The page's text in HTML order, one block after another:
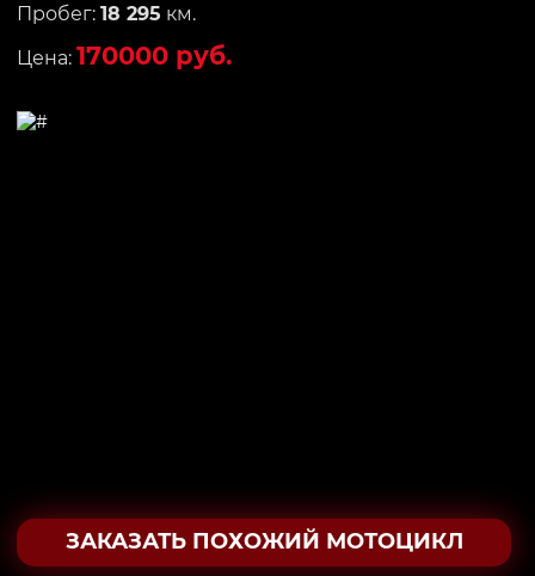
Пробег: 18 295 км.
Цена: 170000 руб.
ЗАКАЗАТЬ ПОХОЖИЙ МОТОЦИКЛ